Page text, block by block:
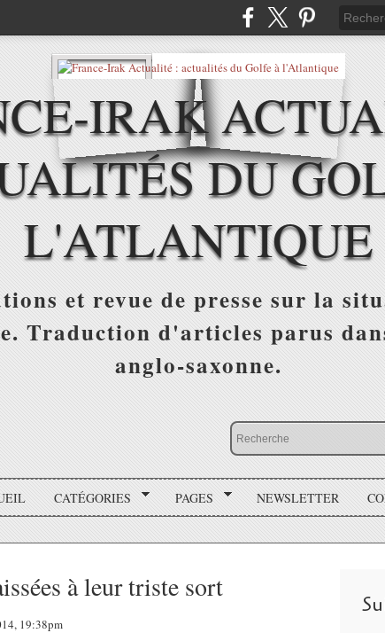
IRAK
DU
L'ATLANTIQUE
et revue de presse sur la
Traduction d'articles parus
anglo-saxonne.
CATÉGORIES PAGES NEWSLETTER
à leur triste sort
19:38pm